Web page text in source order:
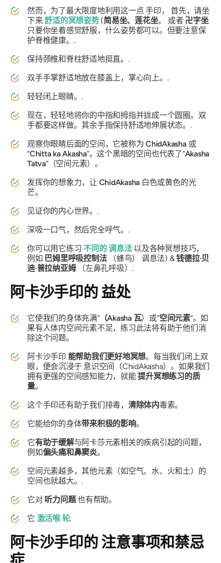
然而，为了最大限度地利用这一点手印，
首先，请坐
下来舒适的冥想姿势(简易坐、莲花坐， 或者 卍字坐
只要你坐着感觉舒服，什么姿势都可以。但要注意保
护脊椎健康。.
保持颈椎和脊柱舒适地挺直。.
双手手掌舒适地放在膝盖上，掌心向上。.
轻轻闭上眼睛。.
现在，轻轻地将你的中指和拇指并拢成一个圆圈。双
手都要这样做。其余手指保持舒适地伸展状态。.
观察你眼睛后面的空间，它被称为ChidAkasha或
“Chitta kaAkasha”。这个黑暗的空间也代表了“Akasha
Tatva”（空间元素）。
发挥你的想象力，让 ChidAkasha 白色或黄色的光
芒。
见证你的内心世界。.
深吸一口气，然后完全呼气。.
你可以用它练习不同的调息法以及各种冥想技巧，
例如 巴姆里呼吸控制法（蜂鸟） 调息法) &钱德拉·贝
迪·普拉纳亚姆（左鼻孔呼吸）.
阿卡沙手印的益处
它使我们的身体充满“（Akasha 瓦）或“空间元素”。如
果有人体内空间元素不足，练习此法将有助于他们消
除这个问题。
阿卡沙手印 能帮助我们更好地冥想。每当我们闭上双
眼，便会沉浸于 意识空间（ChidAkasha）。如果我们
拥有更强的空间感知能力，就能提升冥想练习的质
量。
这个手印还有助于我们排毒， 清除体内毒素。
它能给你的身体带来积极的影响。
它有助于缓解与阿卡莎元素相关的疾病引起的问题，
例如偏头痛和鼻窦炎。
空间元素越多，其他元素（如空气、水、火和土）的
空间也就越大。.
它对 听力问题也有帮助。
它 激活喉 轮.
阿卡沙手印的注意事项和禁忌